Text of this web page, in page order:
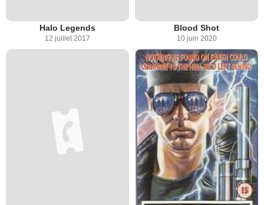
Halo Legends
12 juillet 2017
Blood Shot
10 juin 2020